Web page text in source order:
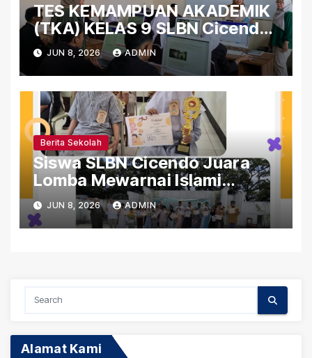
TES KEMAMPUAN AKADEMIK
(TKA) KELAS 9 SLBN Cicendo
Kota Bandung 2026
JUN 8, 2026 ADMIN
Berita Sekolah
Siswa SLBN Cicendo Juara
Lomba Mewarnai Islami
Gerakan Pramuka Tingkat
Kwaran Sumur Bandung
JUN 8, 2026 ADMIN
Alamat Kami